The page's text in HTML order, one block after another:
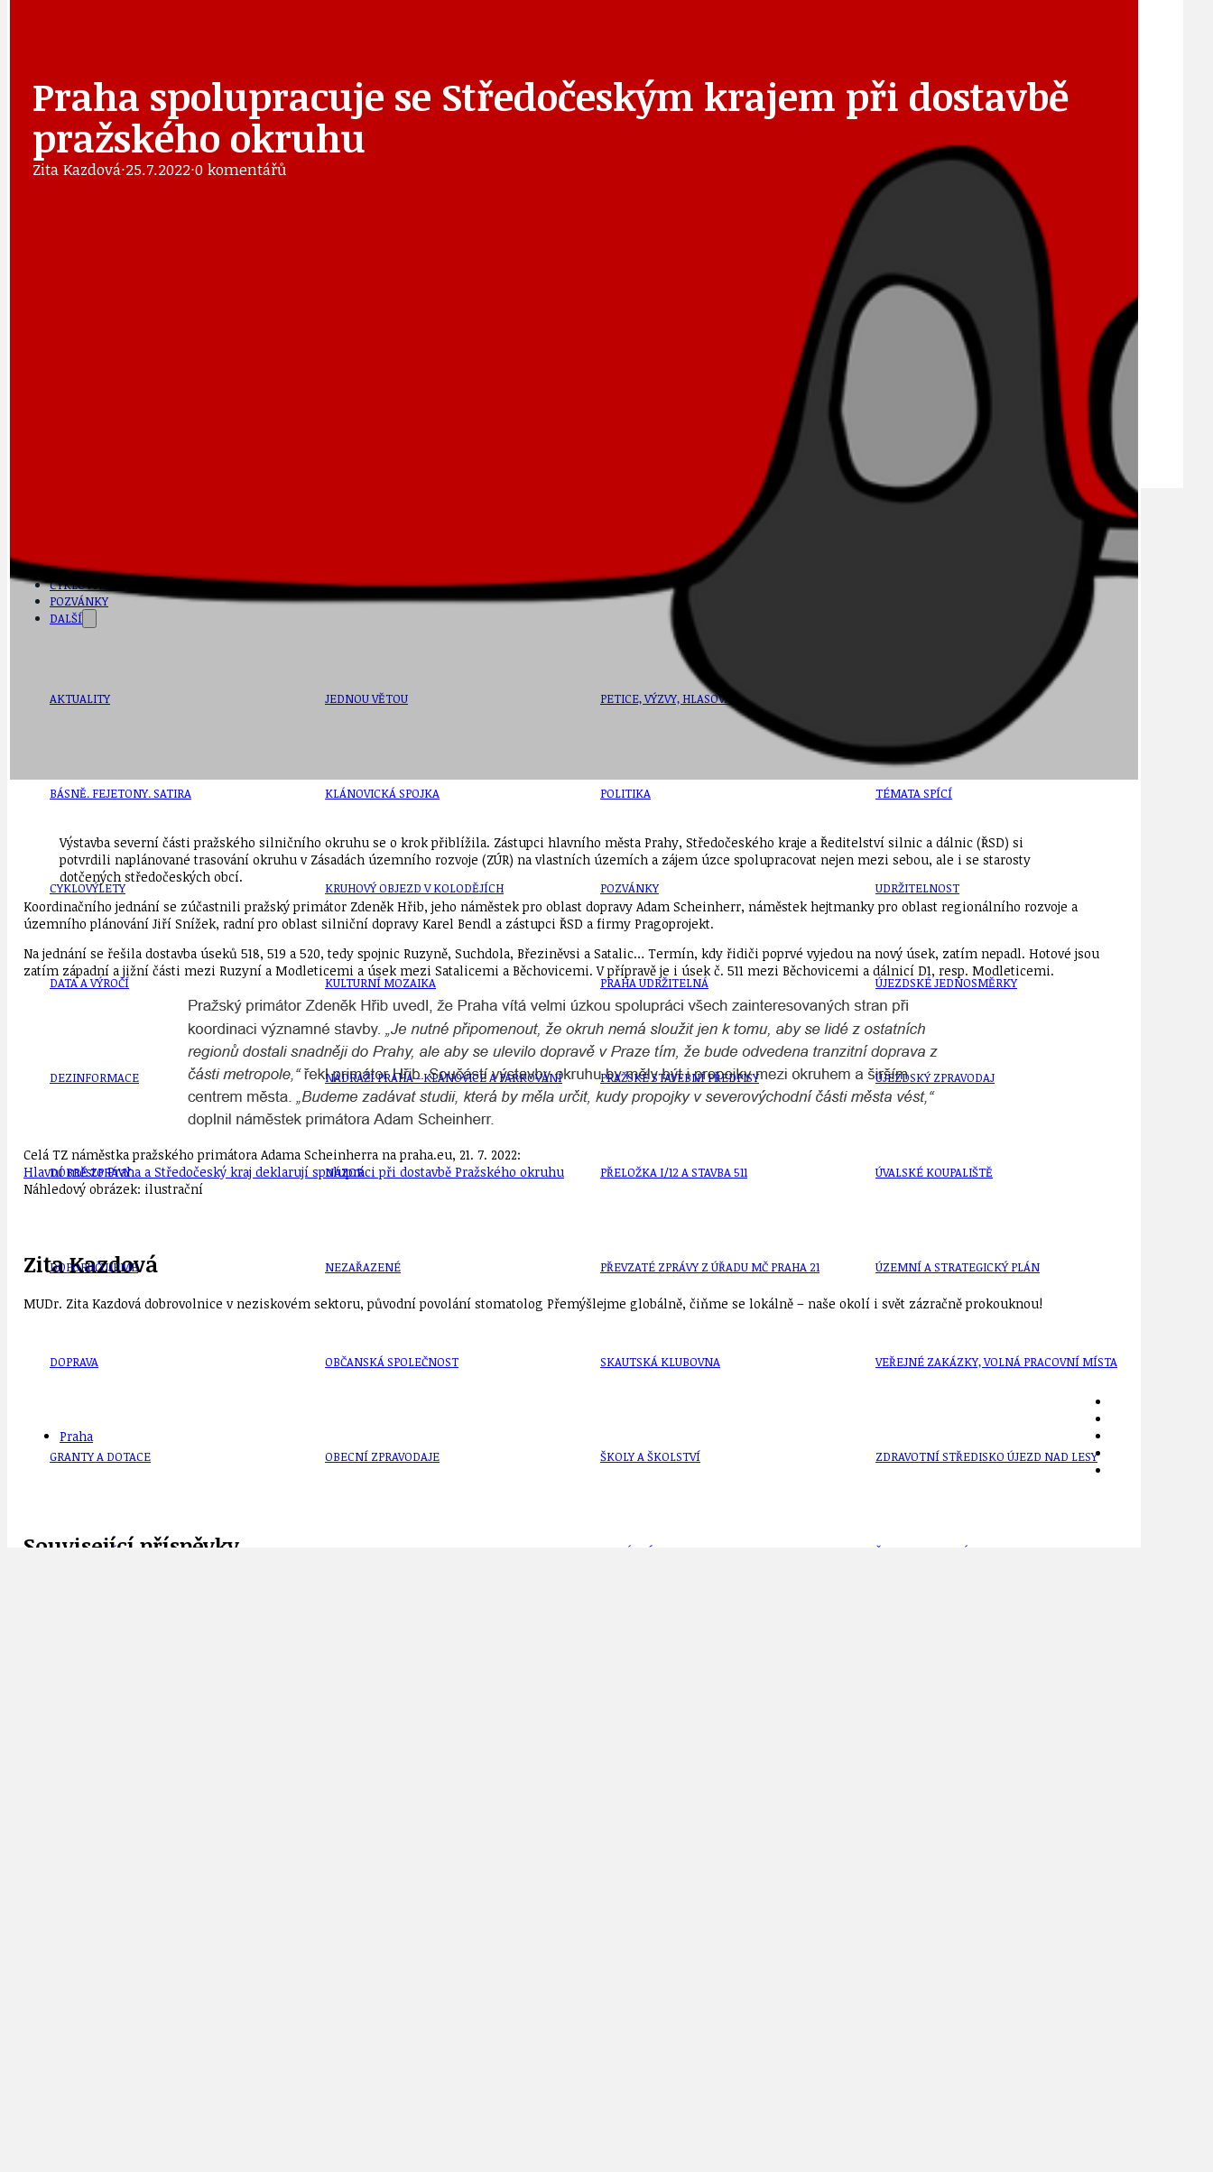
DOPORUČUJEME
DOPRAVA
NEZAŘAZENÉ PŘEVZATÉ ZPRÁVY Z ÚŘADU MČ PRAHA 21 ÚZEMNÍ A STRATEGICKÝ PLÁN
VEŘEJNÉ ZAKÁZKY, VOLNÁ PRACOVNÍ MÍSTA
ZDRAVOTNÍ STŘEDISKO ÚJEZD NAD LESY
ŽIVOT KOLEM NÁS
DEZINFORMACE
CYKLOVÝLETY
POZVÁNKY
DALŠÍ
AKTUALITY
BÁSNĚ. FEJETONY. SATIRA
CYKLOVÝLETY
DATA A VÝROČÍ
DEZINFORMACE
DOBRÉ ZPRÁVY
DOPORUČUJEME
DOPRAVA
GRANTY A DOTACE
HODKOVSKÁ ULICE
JEDNOU VĚTOU
KLÁNOVICKÁ SPOJKA
KRUHOVÝ OBJEZD V KOLODĚJÍCH
KULTURNÍ MOZAIKA
NÁDRAŽÍ PRAHA - KLÁNOVICE A PARKOVÁNÍ
NÁZOR
NEZAŘAZENÉ
OBČANSKÁ SPOLEČNOST
OBECNÍ ZPRAVODAJE
PETICE, VÝZVY, HLASOVÁNÍ, SOUTĚŽE
POLITIKA
POZVÁNKY
PRAHA UDRŽITELNÁ
PRAŽSKÉ STAVEBNÍ PŘEDPISY
PŘELOŽKA I/12 A STAVBA 511
PŘEVZATÉ ZPRÁVY Z ÚŘADU MČ PRAHA 21
SKAUTSKÁ KLUBOVNA
ŠKOLY A ŠKOLSTVÍ
SOCIÁLNÍ PROJEKTY A POMOC
TÉMATA SPÍCÍ
UDRŽITELNOST
ÚJEZDSKÉ JEDNOSMĚRKY
ÚJEZDSKÝ ZPRAVODAJ
ÚVALSKÉ KOUPALIŠTĚ
ÚZEMNÍ A STRATEGICKÝ PLÁN
VEŘEJNÉ ZAKÁZKY, VOLNÁ PRACOVNÍ MÍSTA
ZDRAVOTNÍ STŘEDISKO ÚJEZD NAD LESY
ŽIVOT KOLEM NÁS
Praha spolupracuje se Středočeským krajem při dostavbě
pražského okruhu
Zita Kazdová·25.7.2022·0 komentářů
Výstavba severní části pražského silničního okruhu se o krok přiblížila. Zástupci hlavního města Prahy, Středočeského kraje a Ředitelství silnic a dálnic (ŘSD) si
potvrdili naplánované trasování okruhu v Zásadách územního rozvoje (ZÚR) na vlastních územích a zájem úzce spolupracovat nejen mezi sebou, ale i se starosty
dotčených středočeských obcí.
Koordinačního jednání se zúčastnili pražský primátor Zdeněk Hřib, jeho náměstek pro oblast dopravy Adam Scheinherr, náměstek hejtmanky pro oblast regionálního rozvoje a
územního plánování Jiří Snížek, radní pro oblast silniční dopravy Karel Bendl a zástupci ŘSD a firmy Pragoprojekt.
Na jednání se řešila dostavba úseků 518, 519 a 520, tedy spojnic Ruzyně, Suchdola, Březiněvsi a Satalic… Termín, kdy řidiči poprvé vyjedou na nový úsek, zatím nepadl. Hotové jsou
zatím západní a jižní části mezi Ruzyní a Modleticemi a úsek mezi Satalicemi a Běchovicemi. V přípravě je i úsek č. 511 mezi Běchovicemi a dálnicí D1, resp. Modleticemi.
Celá TZ náměstka pražského primátora Adama Scheinherra na praha.eu, 21. 7. 2022:
Hlavní město Praha a Středočeský kraj deklarují spolupráci při dostavbě Pražského okruhu
Náhledový obrázek: ilustrační
Zita Kazdová
MUDr. Zita Kazdová dobrovolnice v neziskovém sektoru, původní povolání stomatolog Přemýšlejme globálně, čiňme se lokálně – naše okolí i svět zázračně prokouknou!
Praha
Související příspěvky